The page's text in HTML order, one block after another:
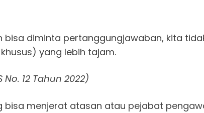
diminta pertanggungjawaban, kita
yang lebih tajam.
No. 12 Tahun 2022)
bisa menjerat atasan atau pejabat